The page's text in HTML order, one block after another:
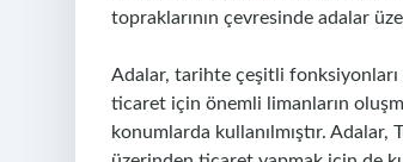
topraklarının çevresinde adalar
Adalar, tarihte çeşitli
ticaret için önemli limanların
konumlarda kullanılmıştır.